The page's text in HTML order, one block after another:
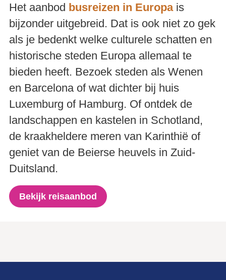
Het aanbod busreizen in Europais
bijzonder uitgebreid. Dat is ook niet zo gek
als je bedenkt welke culturele schatten en
historische steden Europa allemaal te
bieden heeft. Bezoek steden als Wenen
en Barcelona of wat dichter bij huis
Luxemburg of Hamburg. Of ontdek de
landschappen en kastelen in Schotland,
de kraakheldere meren van Karinthië of
geniet van de Beierse heuvels in Zuid-
Duitsland.
Bekijk reisaanbod